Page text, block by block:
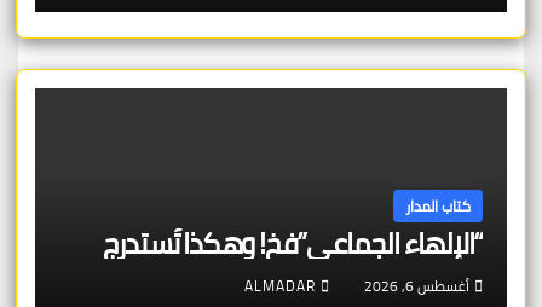
كتاب المدار
“الإلهاء الجماعي”فخ! وهكذا تُستدرج
أغسطس 6, 2026 ALMADAR